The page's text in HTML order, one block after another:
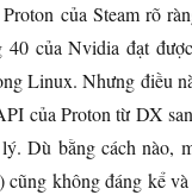
của Steam rõ
40 của Nvidia đạt
Linux. Nhưng điều
của Proton từ DX
Dù bằng cách nào,
cũng không đáng kể